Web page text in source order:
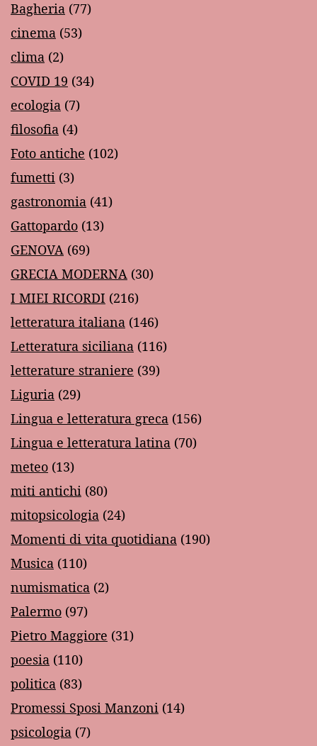
Bagheria (77)
cinema (53)
clima (2)
COVID 19 (34)
ecologia (7)
filosofia (4)
Foto antiche (102)
fumetti (3)
gastronomia (41)
Gattopardo (13)
GENOVA (69)
GRECIA MODERNA (30)
I MIEI RICORDI (216)
letteratura italiana (146)
Letteratura siciliana (116)
letterature straniere (39)
Liguria (29)
Lingua e letteratura greca (156)
Lingua e letteratura latina (70)
meteo (13)
miti antichi (80)
mitopsicologia (24)
Momenti di vita quotidiana (190)
Musica (110)
numismatica (2)
Palermo (97)
Pietro Maggiore (31)
poesia (110)
politica (83)
Promessi Sposi Manzoni (14)
psicologia (7)